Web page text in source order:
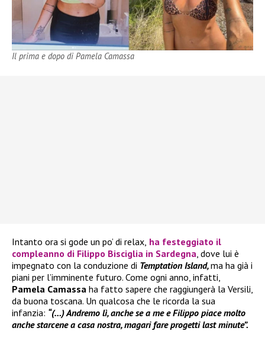
Il prima e dopo di Pamela Camassa
Intanto ora si gode un po’ di relax, ha festeggiato il
compleanno di Filippo Bisciglia in Sardegna, dove lui è
impegnato con la conduzione di Temptation Island,ma ha già i
piani per l’imminente futuro. Come ogni anno, infatti,
Pamela Camassa ha fatto sapere che raggiungerà la Versili,
da buona toscana. Un qualcosa che le ricorda la sua
infanzia: “(…) Andremo lì, anche se a me e Filippo piace molto
anche starcene a casa nostra, magari fare progetti last minute”.